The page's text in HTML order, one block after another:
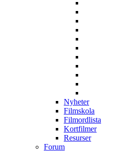
Nyheter
Filmskola
Filmordlista
Kortfilmer
Resurser
Forum